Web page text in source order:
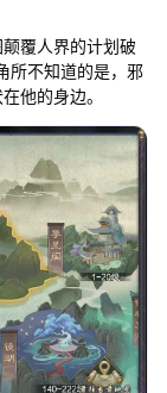
覆人界的计划破
所不知道的是，邪
他的身边。